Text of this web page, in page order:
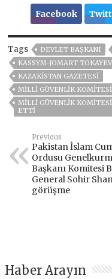
Facebook
Tags DEVLET BAŞKANI
KASSYM-JOMART TOKAYEV
KAZAKISTAN GAZETESI
MILLI GÜVENLIK
MILLI GÜVENLIK
ETTI
Previous
Pakistan İslam
Ordusu
Başkanı Komitesi
General Sohir
görüşme
Haber Arayın